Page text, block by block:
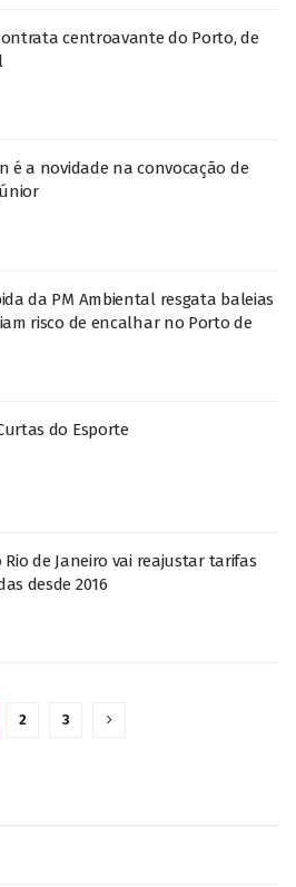
centroavante do Porto, de
é a novidade na convocação de
da PM Ambiental resgata baleias
risco de encalhar no Porto de
do Esporte
Rio de Janeiro vai reajustar tarifas
desde 2016
2 3